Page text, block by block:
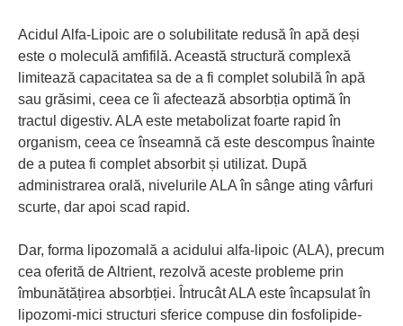
Acidul Alfa-Lipoic are o solubilitate redusă în apă deși
este o moleculă amfifilă. Această structură complexă
limitează capacitatea sa de a fi complet solubilă în apă
sau grăsimi, ceea ce îi afectează absorbția optimă în
tractul digestiv. ALA este metabolizat foarte rapid în
organism, ceea ce înseamnă că este descompus înainte
de a putea fi complet absorbit și utilizat. După
administrarea orală, nivelurile ALA în sânge ating vârfuri
scurte, dar apoi scad rapid.
Dar, forma lipozomală a acidului alfa-lipoic (ALA), precum
cea oferită de Altrient, rezolvă aceste probleme prin
îmbunătățirea absorbției. Întrucât ALA este încapsulat în
lipozomi-mici structuri sferice compuse din fosfolipide-